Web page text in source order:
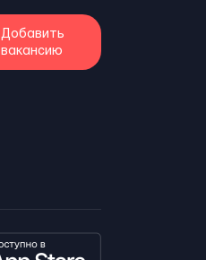
Добавить
вакансию